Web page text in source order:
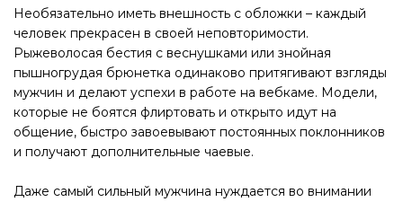
Необязательно иметь внешность с обложки – каждый
человек прекрасен в своей неповторимости.
Рыжеволосая бестия с веснушками или знойная
пышногрудая брюнетка одинаково притягивают взгляды
мужчин и делают успехи в работе на вебкаме. Модели,
которые не боятся флиртовать и открыто идут на
общение, быстро завоевывают постоянных поклонников
и получают дополнительные чаевые.
Даже самый сильный мужчина нуждается во внимании